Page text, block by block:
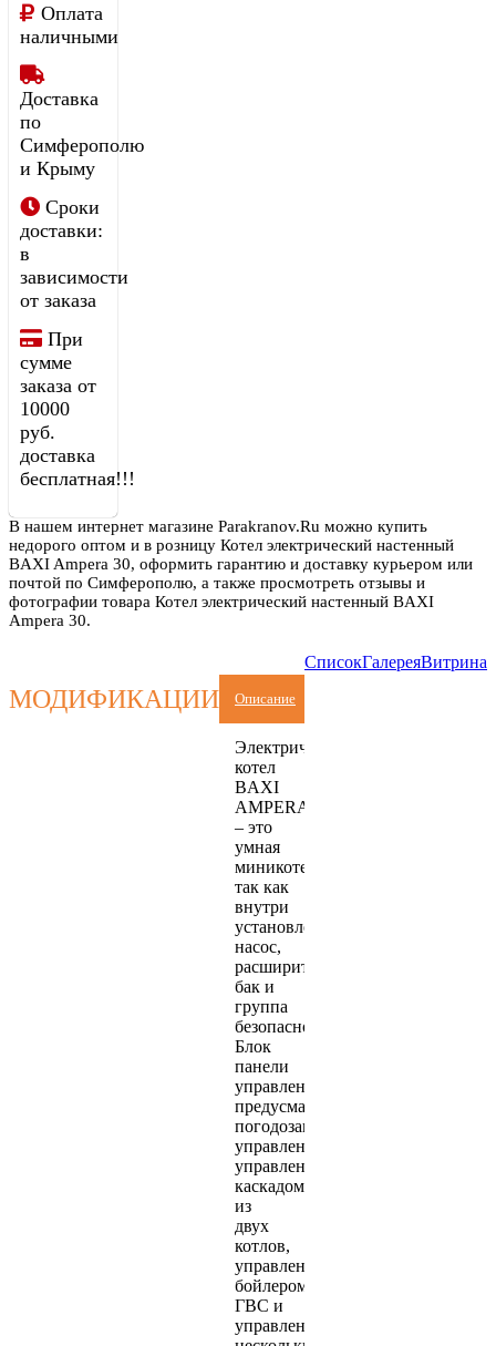
Оплата
наличными
Доставка
по
Симферополю
и Крыму
Сроки
доставки:
в
зависимости
от заказа
При
сумме
заказа от
10000
руб.
доставка
бесплатная!!!
В нашем интернет магазине Parakranov.Ru можно купить
недорого оптом и в розницу Котел электрический настенный
BAXI Ampera 30, оформить гарантию и доставку курьером или
почтой по Симферополю, а также просмотреть отзывы и
фотографии товара Котел электрический настенный BAXI
Ampera 30.
МОДИФИКАЦИИ
СписокГалереяВитрина
Описание
Электрический
котел
BAXI
AMPERA
– это
умная
миникотельная,
так как
внутри
установлен
насос,
расширительный
бак и
группа
безопасности.
Блок
панели
управления
предусматривает
погодозависимое
управление,
управление
каскадом
из
двух
котлов,
управление
бойлером
ГВС и
управление